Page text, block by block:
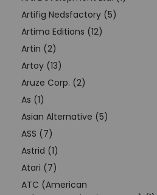
Artifig Nedsfactory (5)
Artima Editions (12)
Artin (2)
Artoy (13)
Aruze Corp. (2)
As (1)
Asian Alternative (5)
ASS (7)
Astrid (1)
Atari (7)
ATC (American